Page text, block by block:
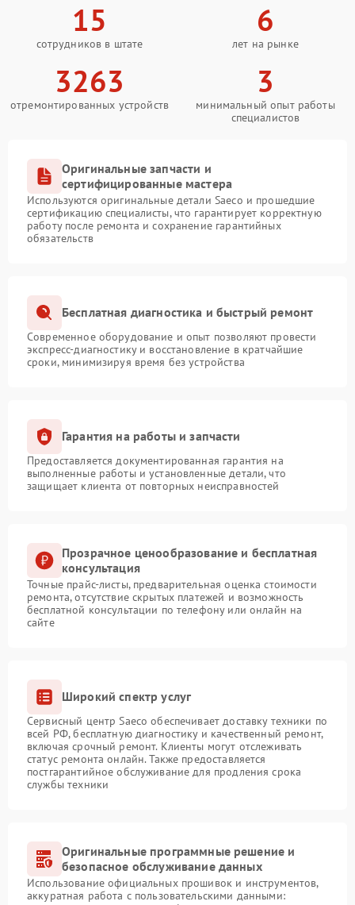
15
сотрудников в штате
6
лет на рынке
3263
отремонтированных устройств
3
минимальный опыт работы
специалистов
Оригинальные запчасти и
сертифицированные мастера
Используются оригинальные детали Saeco и прошедшие
сертификацию специалисты, что гарантирует корректную
работу после ремонта и сохранение гарантийных
обязательств
Бесплатная диагностика и быстрый ремонт
Современное оборудование и опыт позволяют провести
экспресс-диагностику и восстановление в кратчайшие
сроки, минимизируя время без устройства
Гарантия на работы и запчасти
Предоставляется документированная гарантия на
выполненные работы и установленные детали, что
защищает клиента от повторных неисправностей
Прозрачное ценообразование и бесплатная
консультация
Точные прайс-листы, предварительная оценка стоимости
ремонта, отсутствие скрытых платежей и возможность
бесплатной консультации по телефону или онлайн на
сайте
Широкий спектр услуг
Сервисный центр Saeco обеспечивает доставку техники по
всей РФ, бесплатную диагностику и качественный ремонт,
включая срочный ремонт. Клиенты могут отслеживать
статус ремонта онлайн. Также предоставляется
постгарантийное обслуживание для продления срока
службы техники
Оригинальные программные решение и
безопасное обслуживание данных
Использование официальных прошивок и инструментов,
аккуратная работа с пользовательскими данными: